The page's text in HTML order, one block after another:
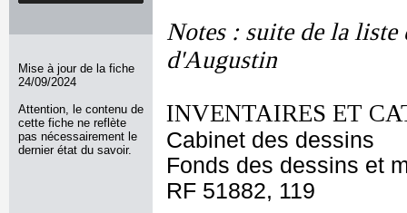
Mise à jour de la fiche
24/09/2024
Attention, le contenu de
cette fiche ne reflète
pas nécessairement le
dernier état du savoir.
Notes : suite de la liste
d'Augustin
INVENTAIRES ET
Cabinet des dessins
Fonds des dessins et
RF 51882, 119